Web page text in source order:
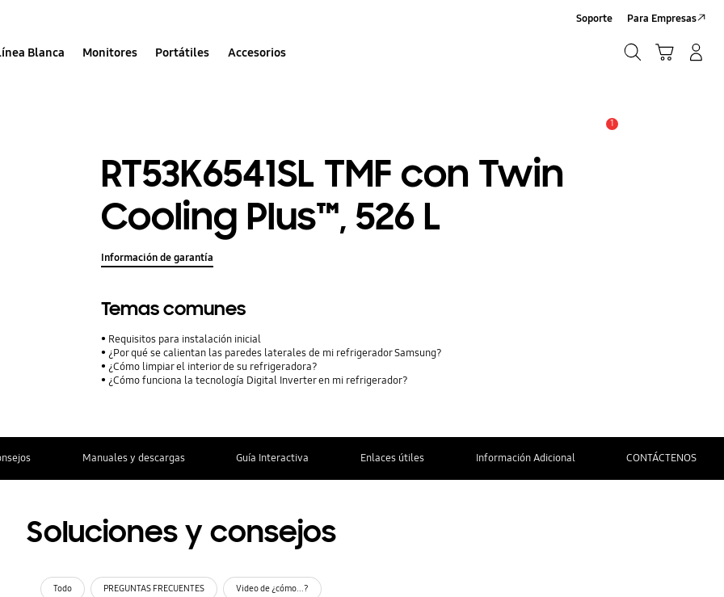
Blanca Monitores Portátiles Accesorios
Soporte Para Empresas
1
RT53K6541SL TMF con Twin
Cooling Plus™, 526 L
Información de garantía
Temas comunes
Requisitos para instalación inicial
¿Por qué se calientan las paredes laterales de mi refrigerador Samsung?
¿Cómo limpiar el interior de su refrigeradora?
¿Cómo funciona la tecnología Digital Inverter en mi refrigerador?
Manuales y descargas Guía Interactiva Enlaces útiles Información Adicional CONTÁCTENOS
Soluciones y consejos
Todo PREGUNTAS FRECUENTES Video de ¿cómo...?